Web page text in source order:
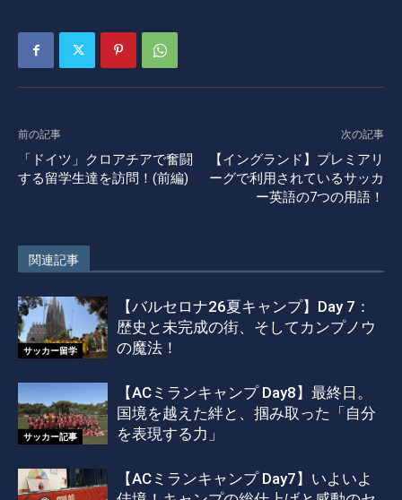
前の記事
「ドイツ」クロアチアで奮闘
する留学生達を訪問！(前編)
次の記事
【イングランド】プレミアリ
ーグで利用されているサッカ
ー英語の7つの用語！
関連記事
サッカー留学
【バルセロナ26夏キャンプ】Day 7：
歴史と未完成の街、そしてカンプノウ
の魔法！
サッカー記事
【ACミランキャンプ Day8】最終日。
国境を越えた絆と、掴み取った「自分
を表現する力」
【ACミランキャンプ Day7】いよいよ